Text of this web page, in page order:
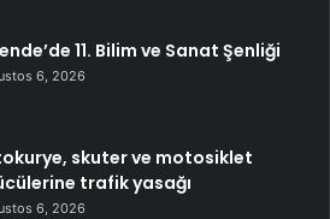
11. Bilim ve Sanat Şenliği
6, 2026
skuter ve motosiklet
trafik yasağı
6, 2026